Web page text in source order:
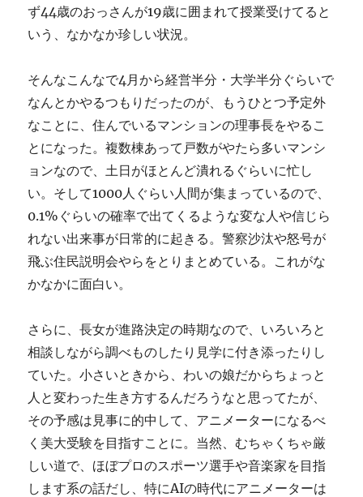
ず44歳のおっさんが19歳に囲まれて授業受けてると
いう、なかなか珍しい状況。
そんなこんなで4月から経営半分・大学半分ぐらいで
なんとかやるつもりだったのが、もうひとつ予定外
なことに、住んでいるマンションの理事長をやるこ
とになった。複数棟あって戸数がやたら多いマンシ
ョンなので、土日がほとんど潰れるぐらいに忙し
い。そして1000人ぐらい人間が集まっているので、
0.1%ぐらいの確率で出てくるような変な人や信じら
れない出来事が日常的に起きる。警察沙汰や怒号が
飛ぶ住民説明会やらをとりまとめている。これがな
かなかに面白い。
さらに、長女が進路決定の時期なので、いろいろと
相談しながら調べものしたり見学に付き添ったりし
ていた。小さいときから、わいの娘だからちょっと
人と変わった生き方するんだろうなと思ってたが、
その予感は見事に的中して、アニメーターになるべ
く美大受験を目指すことに。当然、むちゃくちゃ厳
しい道で、ほぼプロのスポーツ選手や音楽家を目指
します系の話だし、特にAIの時代にアニメーターは